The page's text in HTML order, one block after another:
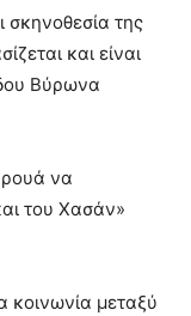
σκηνοθεσία της
και είναι
Βύρωνα
να
του Χασάν»
κοινωνία μεταξύ